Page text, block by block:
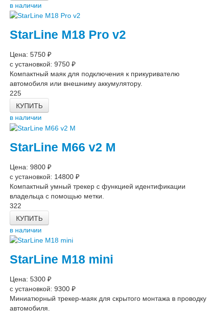
в наличии
StarLine M18 Pro v2
Цена: 5750 ₽
с установкой: 9750 ₽
Компактный маяк для подключения к прикуривателю
автомобиля или внешниму аккумулятору.
225
КУПИТЬ
в наличии
StarLine M66 v2 M
Цена: 9800 ₽
с установкой: 14800 ₽
Компактный умный трекер с функцией идентификации
владельца с помощью метки.
322
КУПИТЬ
в наличии
StarLine M18 mini
Цена: 5300 ₽
с установкой: 9300 ₽
Миниатюрный трекер-маяк для скрытого монтажа в проводку
автомобиля.